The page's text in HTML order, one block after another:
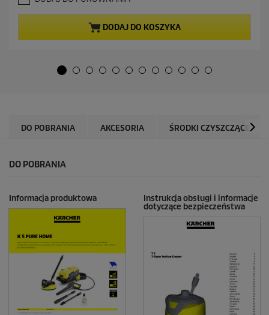
l
n
c
5
n
R
e
n
i
DODAJ DO KOSZYKA
DO POBRANIA AKCESORIA ŚRODKI CZYSZCZĄCE
DO POBRANIA
Informacja produktowa
Instrukcja obsługi i informacje
dotyczące bezpieczeństwa